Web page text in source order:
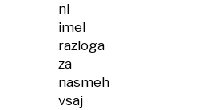
ni
imel
razloga
za
nasmeh
vsaj